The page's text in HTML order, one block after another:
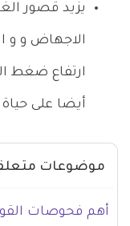
يزيد قصور
الاجهاض و و
ارتفاع ضغط
أيضا على
موضوعات
أهم فحوصات